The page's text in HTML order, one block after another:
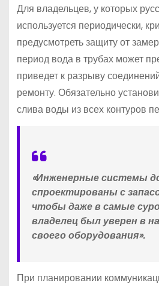
Для владельцев, у которых
используется периодически,
предусмотреть защиту от
период вода в трубах может
приведет к разрыву
ремонту. Обязательно
слива воды из всех контуров
«Инженерные системы
спроектированы с
чтобы даже в самые
владелец был уверен в
своего оборудования».
При планировании